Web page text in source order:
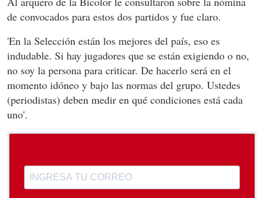
de convocados para estos dos partidos y fue claro.
'En la Selección están los mejores del país, eso es
indudable. Si hay jugadores que se están exigiendo o no,
no soy la persona para criticar. De hacerlo será en el
momento idóneo y bajo las normas del grupo. Ustedes
(periodistas) deben medir en qué condiciones está cada
uno'.